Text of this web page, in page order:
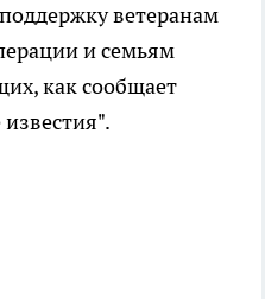
ветеранам
и семьям
как сообщает